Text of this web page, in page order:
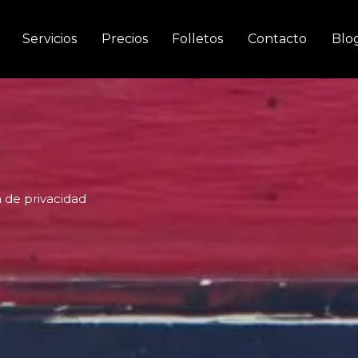
Servicios Precios Folletos Contacto
de privacidad